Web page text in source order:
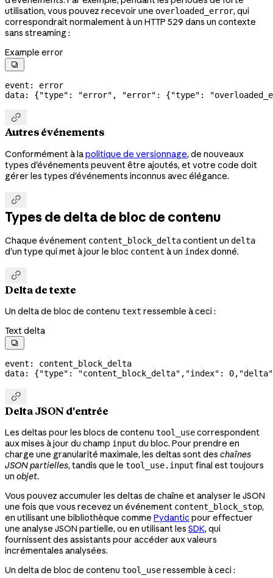
utilisation, vous pouvez recevoir une overloaded_error, qui
correspondrait normalement à un HTTP 529 dans un contexte
sans streaming :
Example error

event: error
data: {"type" : "error" , "error" : {"type" :

Autres événements
Conformément à lapolitique de versionnage, de nouveaux
types d'événements peuvent être ajoutés, et votre code doit
gérer les types d'événements inconnus avec élégance.

Types de delta de bloc de contenu
Chaque événement content_block_deltacontient un delta
d'un type qui met à jour le bloc content à un indexdonné.

Delta de texte
Un delta de bloc de contenu text ressemble à ceci :
Text delta

event: content_block_delta
data: {"type" : "content_block_delta" , "index" : 0, "delta"

Delta JSON d'entrée
Les deltas pour les blocs de contenu tool_usecorrespondent
aux mises à jour du champ input du bloc. Pour prendre en
charge une granularité maximale, les deltas sont des chaînes
JSON partielles, tandis que le tool_use.input final est toujours
un objet.
Vous pouvez accumuler les deltas de chaîne et analyser le JSON
une fois que vous recevez un événement content_block_stop,
en utilisant une bibliothèque comme Pydantic pour effectuer
une analyse JSON partielle, ou en utilisant les SDK, qui
fournissent des assistants pour accéder aux valeurs
incrémentales analysées.
Un delta de bloc de contenu tool_useressemble à ceci :